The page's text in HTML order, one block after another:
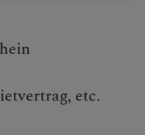
etc.